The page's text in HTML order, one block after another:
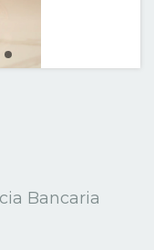
Bancaria